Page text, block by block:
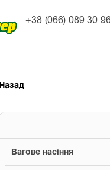
+38 (066) 089 30
Назад
Вагове насіння